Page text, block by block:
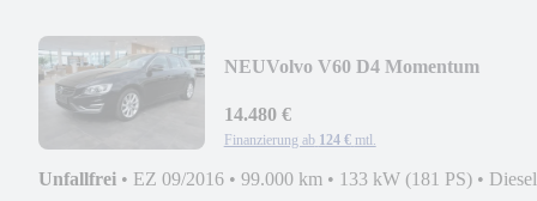
NEUVolvo V60 D4 Momentum
14.480 €
Finanzierung ab 124 € mtl.
Unfallfrei • EZ 09/2016 • 99.000 km • 133 kW (181 PS) • Diesel